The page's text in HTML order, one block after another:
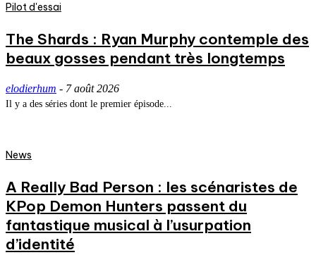
Pilot d'essai
The Shards : Ryan Murphy contemple des
beaux gosses pendant très longtemps
elodierhum - 7 août 2026
Il y a des séries dont le premier épisode...
News
A Really Bad Person : les scénaristes de
KPop Demon Hunters passent du
fantastique musical à l’usurpation
d’identité